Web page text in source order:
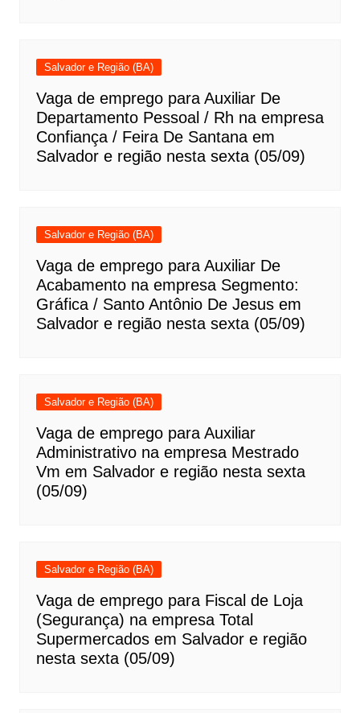
Salvador e Região (BA)
Vaga de emprego para Auxiliar De
Departamento Pessoal / Rh na empresa
Confiança / Feira De Santana em
Salvador e região nesta sexta (05/09)
Salvador e Região (BA)
Vaga de emprego para Auxiliar De
Acabamento na empresa Segmento:
Gráfica / Santo Antônio De Jesus em
Salvador e região nesta sexta (05/09)
Salvador e Região (BA)
Vaga de emprego para Auxiliar
Administrativo na empresa Mestrado
Vm em Salvador e região nesta sexta
(05/09)
Salvador e Região (BA)
Vaga de emprego para Fiscal de Loja
(Segurança) na empresa Total
Supermercados em Salvador e região
nesta sexta (05/09)